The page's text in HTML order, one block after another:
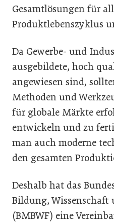
Gesamtlösungen für
Produktlebenszyklus
Da Gewerbe- und
ausgebildete, hoch
angewiesen sind,
Methoden und
für globale Märkte
entwickeln und zu
man auch moderne
den gesamten
Deshalb hat das
Bildung, Wissenschaft
(BMBWF) eine